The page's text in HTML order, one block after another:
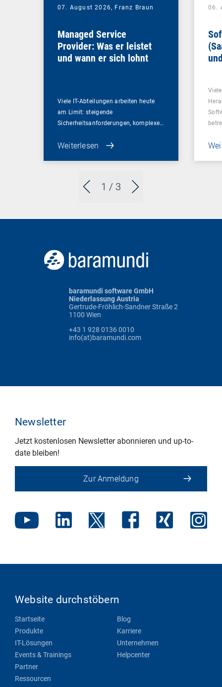
1 / 3
07. August 2026, Franz Braun
Managed Service
Provider: Was er leistet
und wann er sich lohnt
Viele IT-Abteilungen arbeiten heute
am Limit: steigende
Sicherheitsanforderungen, komplexe…
Weiterlesen
06.
baramundi software GmbH
Niederlassung Austria
Gertrude-Fröhlich-Sandner Straße 2
1100 Wien
+43 1 928 0136 0010
info(at)baramundi.com
Newsletter
Jetzt kostenlosen Newsletter abonnieren und up-to-
date bleiben!
Zur Anmeldung
Website durchstöbern
Startseite
Produkte
IT-Lösungen
Events & Trainings
Partner
Ressourcen
Blog
Karriere
Unternehmen
Helpcenter